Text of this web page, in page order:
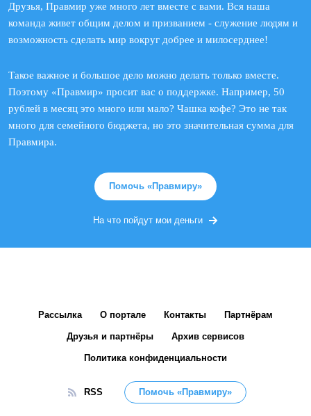
Друзья, Правмир уже много лет вместе с вами. Вся наша
команда живет общим делом и призванием - служение людям и
возможность сделать мир вокруг добрее и милосерднее!
Такое важное и большое дело можно делать только вместе.
Поэтому «Правмир» просит вас о поддержке. Например, 50
рублей в месяц это много или мало? Чашка кофе? Это не так
много для семейного бюджета, но это значительная сумма для
Правмира.
Помочь «Правмиру»
На что пойдут мои деньги
Рассылка О портале Контакты Партнёрам
Друзья и партнёры Архив сервисов
Политика конфиденциальности
RSS Помочь «Правмиру»